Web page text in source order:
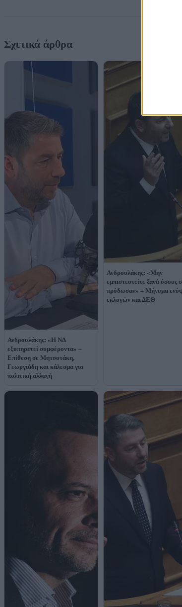
Σχετικά άρθρα
Ανδρουλάκης: «Η ΝΔ
εξυπηρετεί συμφέροντα» –
Επίθεση σε Μητσοτάκη,
Γεωργιάδη και κάλεσμα για
πολιτική αλλαγή
Ανδρουλάκης: «Μην
εμπιστευτείτε ξανά όσους
πρόδωσαν» – Μήνυμα
εκλογών και ΔΕΘ